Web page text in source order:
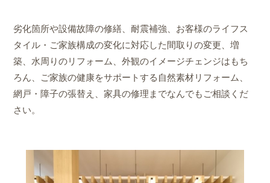
劣化箇所や設備故障の修繕、耐震補強、お客様のライフス
タイル・ご家族構成の変化に対応した 間取りの変更、増
築、水周りのリフォーム、外観のイメージチェンジはもち
ろん、
ご家族の健康をサポートする自然素材リフォーム、
網戸・障子の張替え、家具の修理までなんでもご相談くだ
さい。